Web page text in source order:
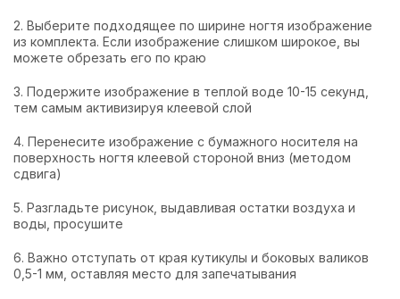
2. Выберите подходящее по ширине ногтя изображение
из комплекта. Если изображение слишком широкое, вы
можете обрезать его по краю
3. Подержите изображение в теплой воде 10-15 секунд,
тем самым активизируя клеевой слой
4. Перенесите изображение с бумажного носителя на
поверхность ногтя клеевой стороной вниз (методом
сдвига)
5. Разгладьте рисунок, выдавливая остатки воздуха и
воды, просушите
6. Важно отступать от края кутикулы и боковых валиков
0,5-1 мм, оставляя место для запечатывания